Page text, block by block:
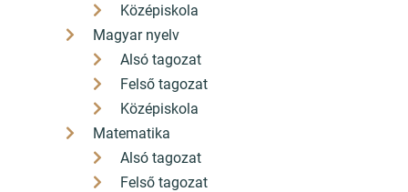
Középiskola
Magyar nyelv
Alsó tagozat
Felső tagozat
Középiskola
Matematika
Alsó tagozat
Felső tagozat